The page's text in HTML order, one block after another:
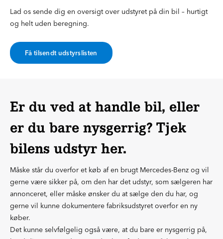
Lad os sende dig en oversigt over udstyret på din bil – hurtigt
og helt uden beregning.
Få tilsendt udstyrslisten
Er du ved at handle bil, eller
er du bare nysgerrig? Tjek
bilens udstyr her.
Måske står du overfor et køb af en brugt Mercedes-Benz og vil
gerne være sikker på, om den har det udstyr, som sælgeren har
annonceret, eller måske ønsker du at sælge den du har, og
gerne vil kunne dokumentere fabriksudstyret overfor en ny
køber.
Det kunne selvfølgelig også være, at du bare er nysgerrig på,